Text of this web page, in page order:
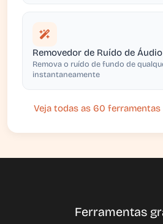
Removedor de Ruído de Áudio
Remova o ruído de fundo de
instantaneamente
Veja todas as 60
Ferramentas